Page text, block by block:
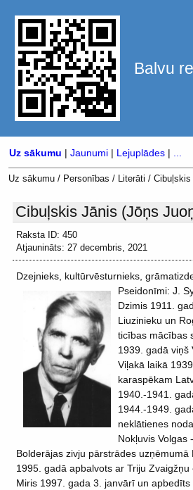
Balvu
Uz sākumu | Jaunumi | Lejuplādes |
Uz sākumu / Personības / Literāti /
Cibuļskis Jānis (Jōņs
Raksta ID: 450
Atjaunināts: 27 decembris, 2021
Dzejnieks, kultūrvēsturnieks,
Pseidonīmi: J.
Dzimis 1911.
Liuzinieku un
ticības mācības
1939. gadā viņš
Viļakā laikā
karaspēkam
1940.-1941.
1944.-1949.
neklātienes
Nokļuvis
Bolderājas zivju pārstrādes
1995. gadā apbalvots ar Triju Zvaigžņu
Miris 1997. gada 3. janvārī un